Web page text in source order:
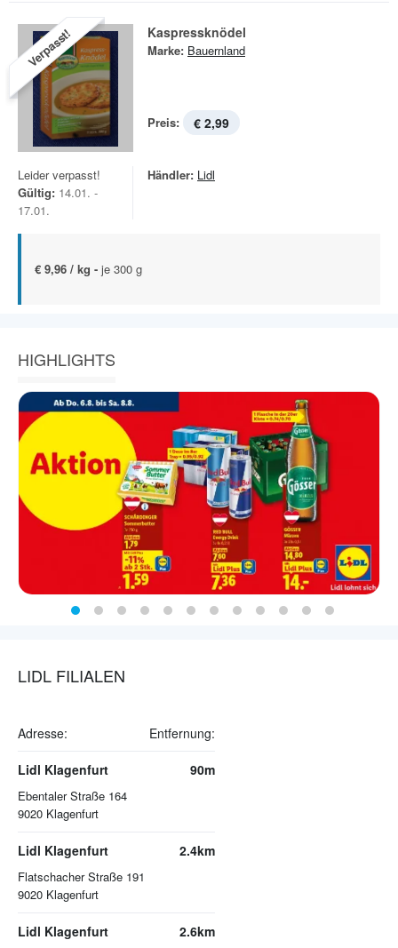
Verpasst! Kaspressknödel
Marke: Bauernland
Preis: € 2,99
Leider verpasst!
Gültig: 14.01. -
17.01.
Händler: Lidl
€ 9,96 / kg - je 300 g
HIGHLIGHTS
LIDL FILIALEN
Adresse: Entfernung:
Lidl Klagenfurt
Ebentaler Straße 164
9020 Klagenfurt
90m
Lidl Klagenfurt
Flatschacher Straße 191
9020 Klagenfurt
2.4km
Lidl Klagenfurt 2.6km